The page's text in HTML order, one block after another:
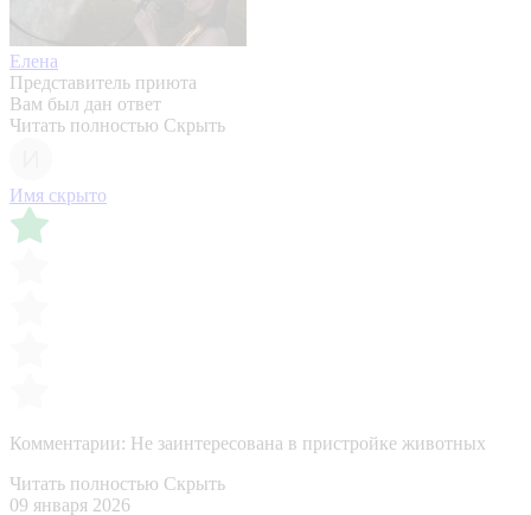
Елена
Представитель приюта
Вам был дан ответ
Читать полностью Скрыть
Имя скрыто
Комментарии: Не заинтересована в пристройке животных
Читать полностью Скрыть
09 января 2026